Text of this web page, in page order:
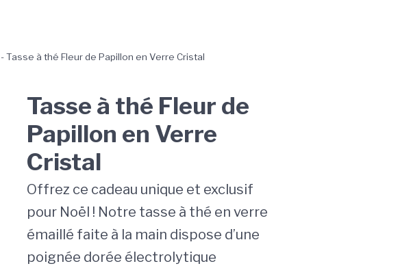
-Tasse à thé Fleur de Papillon en Verre Cristal
Tasse à thé Fleur de
Papillon en Verre
Cristal
Offrez ce cadeau unique et exclusif
pour Noël ! Notre tasse à thé en verre
émaillé faite à la main dispose d’une
poignée dorée électrolytique